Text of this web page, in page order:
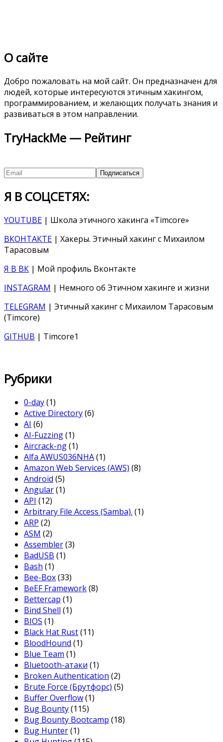
О сайте
Добро пожаловать на мой сайт. Он предназначен для
людей, которые интересуются этичным хакингом,
программированием, и желающих получать знания и
развиваться в этом направлении.
TryHackMe — Рейтинг
Я В СОЦСЕТЯХ:
YOUTUBE | Школа этичного хакинга «Timcore»
ВКОНТАКТЕ | Хакеры. Этичный хакинг с Михаилом
Тарасовым
Я В ВК | Мой профиль Вконтакте
INSTAGRAM | Немного об Этичном хакинге и жизни
TELEGRAM | Этичный хакинг с Михаилом Тарасовым
(Timcore)
GITHUB | Timcore1
Рубрики
0-day(1)
Active Directory(6)
AI (6)
AI-Fuzzing(1)
Aircrack-ng(1)
Alfa AWUS036NHA(1)
Amazon Web Services (AWS) (8)
Android (5)
Angular(1)
API (12)
Arbitrary File Access (Samba). (1)
ARP (2)
ASM (2)
Assembler(3)
BadUSB (1)
Bash (1)
Bee-Box(33)
BeEF Framework(8)
Bettercap (1)
Bind Shell (1)
BIOS (1)
Black Hat Rust(11)
BloodHound (1)
Blue Team (1)
Bluetooth-атаки (1)
Broken Authentication (2)
Brute Force (Брутфорс) (5)
Buffer Overflow(1)
Bug Bounty(115)
Bug Bounty Bootcamp (18)
Bug Hunter(1)